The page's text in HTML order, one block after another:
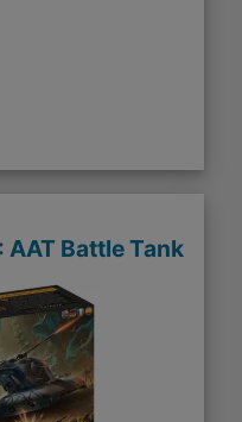
AAT Battle Tank